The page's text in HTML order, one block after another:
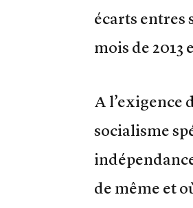
écarts entres
mois de 2013
A l’exigence
socialisme
de même et